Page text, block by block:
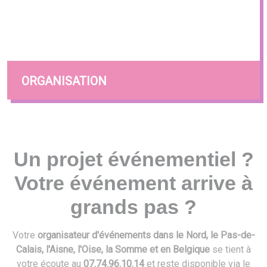
ORGANISATION
Un projet événementiel ?
Votre événement arrive à
grands pas ?
Votre organisateur d'événements dans le Nord, le Pas-de-
Calais, l'Aisne, l'Oise, la Somme et en Belgique se tient à
votre écoute au 07.74.96.10.14et reste disponible via le